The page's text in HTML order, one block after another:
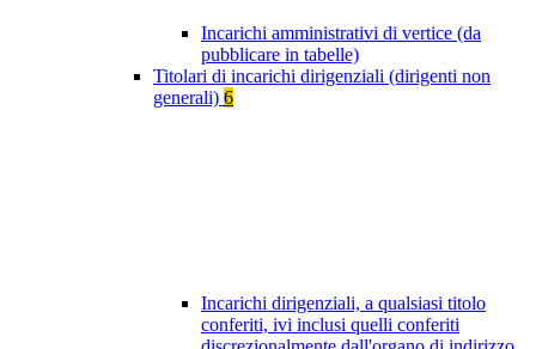
Incarichi amministrativi di vertice (da
pubblicare in tabelle)
Titolari di incarichi dirigenziali (dirigenti non
generali) 6
Incarichi dirigenziali, a qualsiasi titolo
conferiti, ivi inclusi quelli conferiti